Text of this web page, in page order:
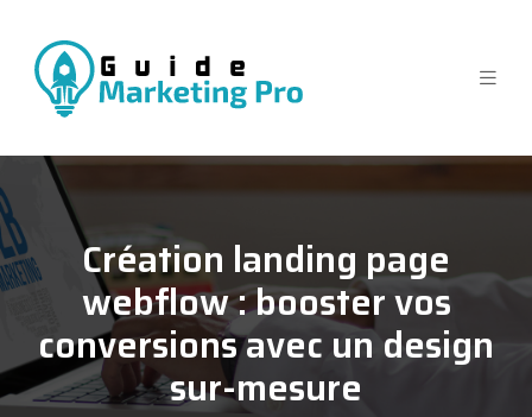
Création landing page
webflow : booster vos
conversions avec un design
sur-mesure